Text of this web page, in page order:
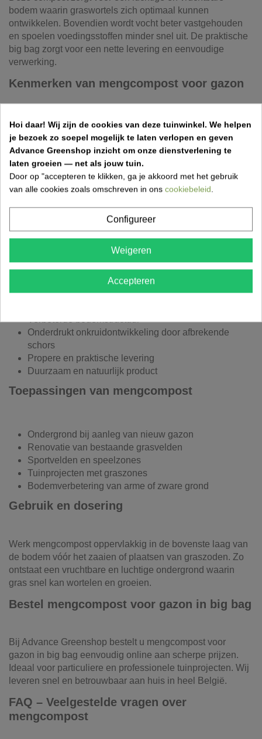
bodem waarin graswortels zich optimaal kunnen
ontwikkelen. Bovendien wordt vocht beter vastgehouden
en spoelen voedingsstoffen minder snel uit. De praktische
big bag zorgt voor een nette levering en eenvoudige
verwerking.
Kenmerken van mengcompost voor gazon
Gemengd organisch bodemverbeterend middel
Rijk aan organische stof
Organische stofgehalte: 26,3%
Voldoet aan FAVV-richtlijn (>22% organische stof)
Met toevoeging van schorscompost
Geleverd in handige big bag
Geschikt voor gazons en grasvelden
Voordelen van mengcompost in big bag
Ideale onderlaag voor nieuw gazon
Gelijkmatigere vochttoevoer naar graswortels
Verminderde uitspoeling van voedingsstoffen
Verbeterde bodemstructuur
Onderdrukt onkruidontwikkeling door afbrekende
schors
Propere en praktische levering
Duurzaam en natuurlijk product
Toepassingen van mengcompost
Ondergrond bij aanleg van nieuw gazon
Renovatie van bestaande grasvelden
Sportvelden en speelzones
Tuinprojecten met graszones
Bodemverbetering van arme of zware grond
Gebruik en dosering
Werk mengcompost oppervlakkig in de bovenste laag van
de bodem vóór het zaaien of plaatsen van graszoden. Zo
ontstaat een vruchtbare en luchtige ondergrond waarin
gras snel kan wortelen en groeien.
Bestel mengcompost voor gazon in big bag
Bij Advance Greenshop bestelt u mengcompost voor
gazon in big bag eenvoudig online aan scherpe prijzen.
Ideaal voor particuliere en professionele tuinprojecten. Wij
leveren snel en betrouwbaar aan huis in heel België.
FAQ – Veelgestelde vragen over
mengcompost
Hoi daar! Wij zijn de cookies van deze tuinwinkel. We helpen
je bezoek zo soepel mogelijk te laten verlopen en geven
Advance Greenshop inzicht om onze dienstverlening te
laten groeien — net als jouw tuin.
Door op "accepteren te klikken, ga je akkoord met het gebruik
van alle cookies zoals omschreven in ons cookiebeleid.
Configureer
Weigeren
Accepteren